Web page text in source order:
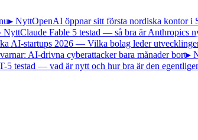
▸ NyttOpenAI öppnar sitt första nordiska kontor i
NyttClaude Fable 5 testad — så bra är Anthropics
AI-startups 2026 — Vilka bolag leder
AI-drivna cyberattacker bara månader bort▸
5 testad — vad är nytt och hur bra är den